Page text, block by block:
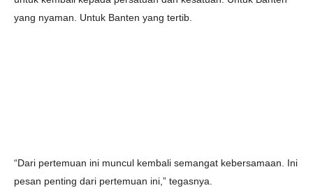
yang nyaman. Untuk Banten yang tertib.
“Dari pertemuan ini muncul kembali semangat kebersamaan. Ini
pesan penting dari pertemuan ini,” tegasnya.